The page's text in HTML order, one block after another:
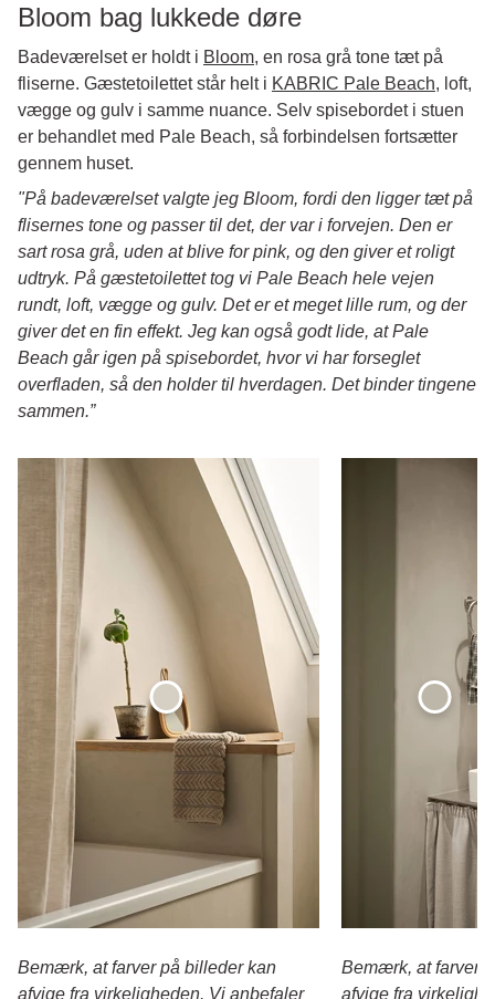
Bloom bag lukkede døre
Badeværelset er holdt i Bloom, en rosa grå tone tæt på
fliserne. Gæstetoilettet står helt i KABRIC Pale Beach, loft,
vægge og gulv i samme nuance. Selv spisebordet i stuen
er behandlet med Pale Beach, så forbindelsen fortsætter
gennem huset.
"På badeværelset valgte jeg Bloom, fordi den ligger tæt på
flisernes tone og passer til det, der var i forvejen. Den er
sart rosa grå, uden at blive for pink, og den giver et roligt
udtryk. På gæstetoilettet tog vi Pale Beach hele vejen
rundt, loft, vægge og gulv. Det er et meget lille rum, og der
giver det en fin effekt. Jeg kan også godt lide, at Pale
Beach går igen på spisebordet, hvor vi har forseglet
overfladen, så den holder til hverdagen. Det binder tingene
sammen.”
Bemærk, at farver på billeder kan
afvige fra virkeligheden. Vi anbefaler
Bemærk, at farver
afvige fra